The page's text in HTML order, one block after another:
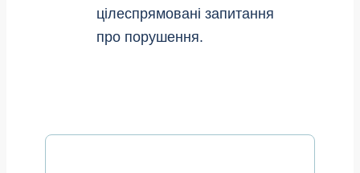
цілеспрямовані запитання
про порушення.